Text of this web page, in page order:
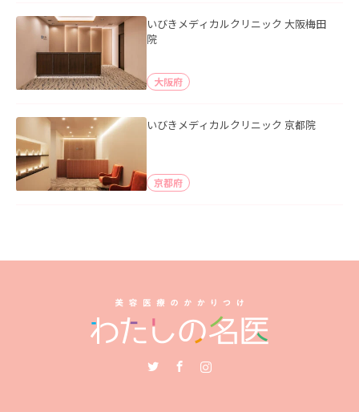
いびきメディカルクリニック 大阪梅田
院
大阪府
いびきメディカルクリニック 京都院
京都府